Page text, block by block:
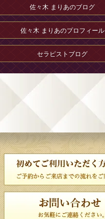
佐々木 まりあのブログ
佐々木 まりあのプロフィール
セラピストブログ